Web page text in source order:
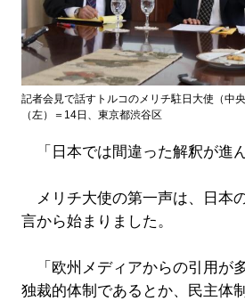
記者会見で話すトルコのメリチ駐日大使（中
（左）＝14日、東京都渋谷区
「日本では間違った解釈が進
メリチ大使の第一声は、日本
言から始まりました。
「欧州メディアからの引用が
独裁的体制であるとか、民主体